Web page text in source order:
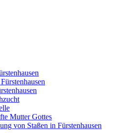
Mutter Gottes
von Staßen in Fürstenhausen